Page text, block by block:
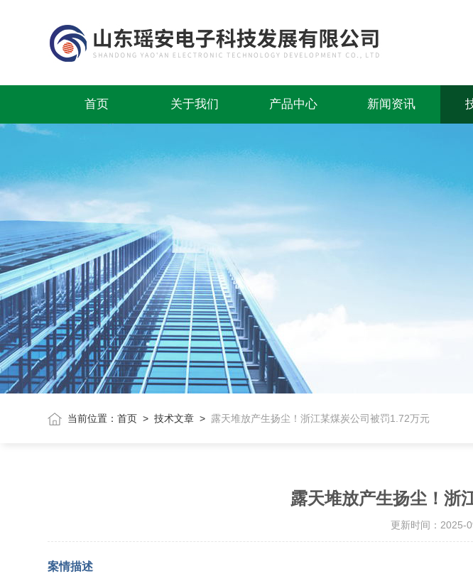
首页 关于我们 产品中心 新闻资讯
当前位置：首页 >技术文章 > 露天堆放产生扬尘！浙江某煤炭公司被罚1.72万元
露天堆放产生扬尘！浙
更新时间：
案情描述